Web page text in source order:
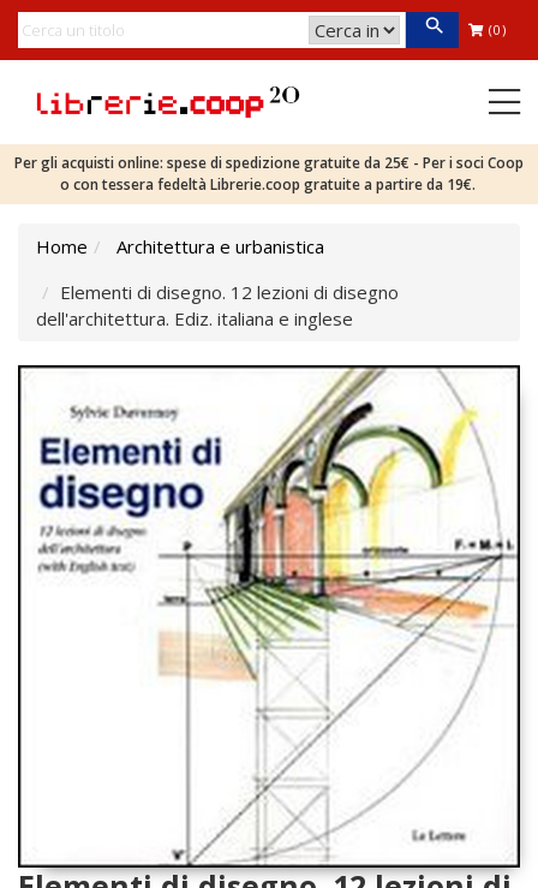
(0)
Per gli acquisti online: spese di spedizione gratuite da 25€ - Per i soci Coop
o con tessera fedeltà Librerie.coop gratuite a partire da 19€.
Home
Architettura e urbanistica
Elementi di disegno. 12 lezioni di disegno
dell'architettura. Ediz. italiana e inglese